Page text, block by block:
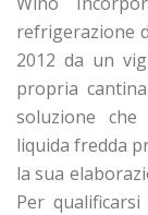
refrigerazione
2012 da un
propria
soluzione che
liquida fredda
la sua
Per